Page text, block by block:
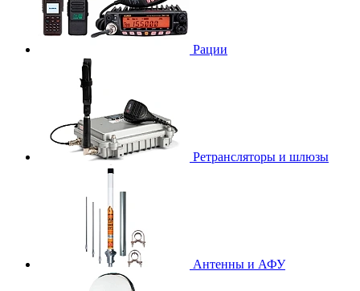
Рации
Ретрансляторы и шлюзы
Антенны и АФУ